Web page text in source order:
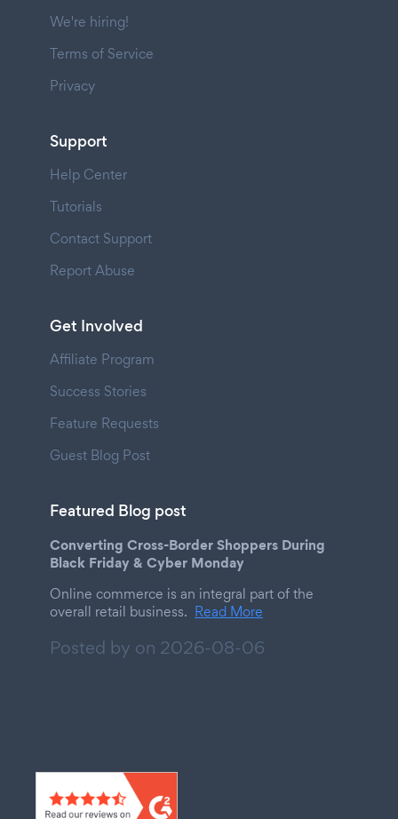
We're hiring!
Terms of Service
Privacy
Support
Help Center
Tutorials
Contact Support
Report Abuse
Get Involved
Affiliate Program
Success Stories
Feature Requests
Guest Blog Post
Featured Blog post
Converting Cross-Border Shoppers During
Black Friday & Cyber Monday
Online commerce is an integral part of the
overall retail business. Read More
Posted by on 2026-08-06